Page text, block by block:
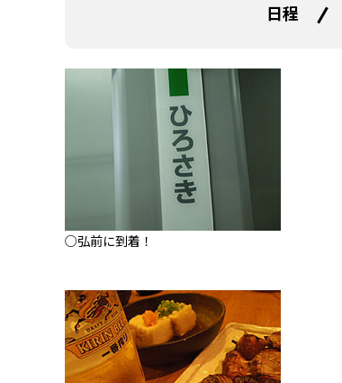
日程
○弘前に到着！